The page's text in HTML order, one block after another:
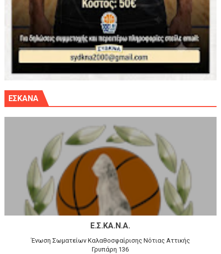
ΕΣΚΑΝΑ
Ε.Σ.ΚΑ.Ν.Α.
Ένωση Σωματείων Καλαθοσφαίρισης Νότιας Αττικής
Γρυπάρη 136